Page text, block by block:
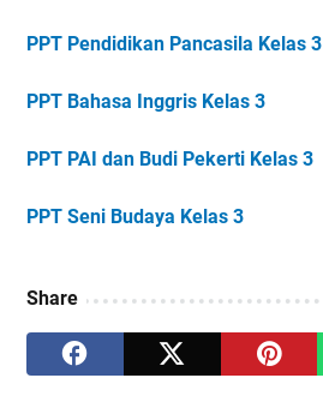
PPT Pendidikan Pancasila Kelas 3
PPT Bahasa Inggris Kelas 3
PPT PAI dan Budi Pekerti Kelas 3
PPT Seni Budaya Kelas 3
Share